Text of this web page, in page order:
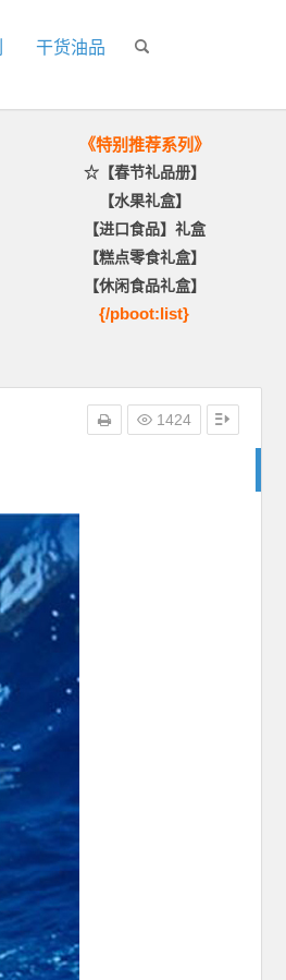
干货油品
《特别推荐系列》
☆【春节礼品册】
【水果礼盒】
【进口食品】礼盒
【糕点零食礼盒】
【休闲食品礼盒】
{/pboot:list}
1424